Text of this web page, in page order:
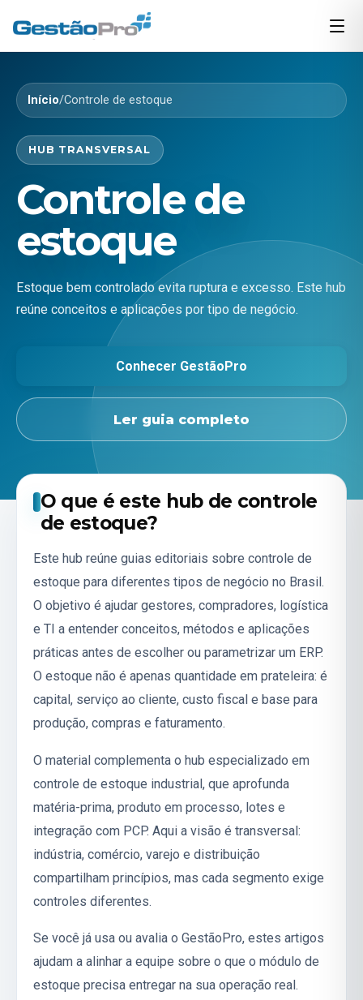
Início/Controle de estoque
HUB TRANSVERSAL
Controle de
estoque
Estoque bem controlado evita ruptura e excesso. Este hub
reúne conceitos e aplicações por tipo de negócio.
Conhecer GestãoPro
Ler guia completo
O que é este hub de controle
de estoque?
Este hub reúne guias editoriais sobre controle de
estoque para diferentes tipos de negócio no Brasil.
O objetivo é ajudar gestores, compradores, logística
e TI a entender conceitos, métodos e aplicações
práticas antes de escolher ou parametrizar um ERP.
O estoque não é apenas quantidade em prateleira: é
capital, serviço ao cliente, custo fiscal e base para
produção, compras e faturamento.
O material complementa o hub especializado em
controle de estoque industrial, que aprofunda
matéria-prima, produto em processo, lotes e
integração com PCP. Aqui a visão é transversal:
indústria, comércio, varejo e distribuição
compartilham princípios, mas cada segmento exige
controles diferentes.
Se você já usa ou avalia o GestãoPro, estes artigos
ajudam a alinhar a equipe sobre o que o módulo de
estoque precisa entregar na sua operação real.